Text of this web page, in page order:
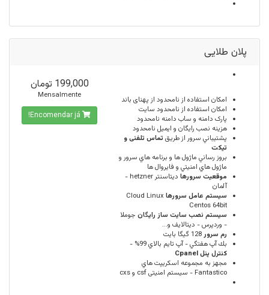
پلان طلایی
امكان استفاده از نامحدود از پهنای باند
امکان استفاده از نامحدود سایت
پارک دامنه و ساب دامنه نامحدود
هزینه نصب رایگان و ایمیل نامحدود
پشتيباني سرور از طريق تماس تلفنی و
تیکت
بروز رساني ماژول ها و برنامه هاي سرور و
ماژول هاي امنيتي و فايروال ها
موقعيت سرورها
ديتاسنتر hetzner -
آلمان
سيستم عامل سرورها Cloud Linux
Centos 64bit
سیستم نصب سایت ساز رایگان جوملا
- وردپرس - دیتالایف و...
رم سرور128 گيگا بايت
بك آپ هفتگي - آپ تايم بالاي 99% -
كنترل پنل Cpanel
مجهز به مجموعه اسكريپت هاي
Fantastico - سیستم امنیتی csf و cxs
199,000 تومان
Mensalmente
Encomendar já!